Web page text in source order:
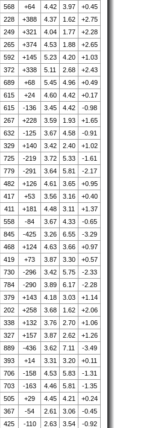
568 +64 4.42 3.97
+0.45
228 +388 4.37 1.62
+2.75
249 +321 4.04 1.77
+2.28
265 +374 4.53 1.88
+2.65
592 +145 5.23 4.20
+1.03
372 +338 5.11 2.68
+2.43
689 +68 5.45 4.96
+0.49
615 +24 4.60 4.42
+0.17
615 -136 3.45 4.42
-0.98
267 +228 3.59 1.93
+1.65
632 -125 3.67 4.58
-0.91
329 +140 3.42 2.40
+1.02
725 -219 3.72 5.33
-1.61
779 -291 3.64 5.81
-2.17
482 +126 4.61 3.65
+0.95
417 +53 3.56 3.16
+0.40
411 +181 4.48 3.11
+1.37
558 -84 3.67 4.33
-0.65
845 -425 3.26 6.55
-3.29
468 +124 4.63 3.66
+0.97
419 +73 3.87 3.30
+0.57
730 -296 3.42 5.75
-2.33
784 -290 3.89 6.17
-2.28
379 +143 4.18 3.03
+1.14
202 +258 3.68 1.62
+2.06
338 +132 3.76 2.70
+1.06
327 +157 3.87 2.62
+1.26
889 -436 3.62 7.11
-3.49
393 +14 3.31 3.20
+0.11
706 -158 4.53 5.83
-1.31
703 -163 4.46 5.81
-1.35
505 +29 4.45 4.21
+0.24
367 -54 2.61 3.06
-0.45
425 -110 2.63 3.54
-0.92